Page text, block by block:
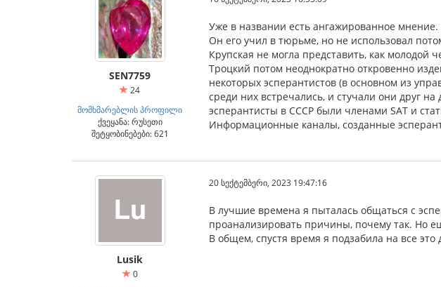
SEN7759
24
მომხმარებლის პროფილი
ქვეყანა: რუსეთი
შეტყობინებები: 621
Уже в названии есть ангажированное
Он его учил в тюрьме, но не использовал
Крупская не могла представить, как молодой
Троцкий потом неоднократно откровенно
некоторых эсперантистов (в основном из
среди них встречались, и стучали они друг
эсперантисты в СССР были членами SAT и
Информационные каналы, созданные
Lusik
0
20 სექტემბერი, 2023 19:47:16
В лучшие времена я пыталась общаться с
проанализировать причины, почему так. Но
В общем, спустя время я подзабила на все это